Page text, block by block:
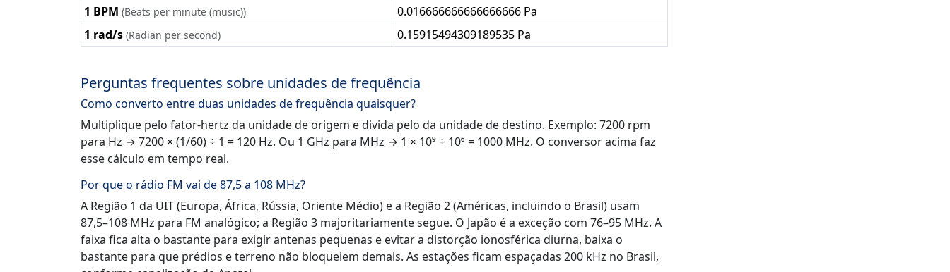
1 BPM (Beats per minute (music))
0.016666666666666666 Pa
1 rad/s (Radian per second) 0.15915494309189535 Pa
Perguntas frequentes sobre unidades de frequência
Como converto entre duas unidades de frequência quaisquer?
Multiplique pelo fator-hertz da unidade de origem e divida pelo da unidade de destino. Exemplo: 7200 rpm
para Hz → 7200 × (1/60) ÷ 1 = 120 Hz. Ou 1 GHz para MHz → 1 × 10⁹ ÷ 10⁶ = 1000 MHz. O conversor acima faz
esse cálculo em tempo real.
Por que o rádio FM vai de 87,5 a 108 MHz?
A Região 1 da UIT (Europa, África, Rússia, Oriente Médio) e a Região 2 (Américas, incluindo o Brasil) usam
87,5–108 MHz para FM analógico; a Região 3 majoritariamente segue. O Japão é a exceção com 76–95 MHz. A
faixa fica alta o bastante para exigir antenas pequenas e evitar a distorção ionosférica diurna, baixa o
bastante para que prédios e terreno não bloqueiem demais. As estações ficam espaçadas 200 kHz no Brasil,